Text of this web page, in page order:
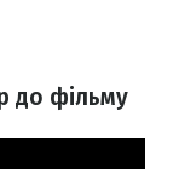
до фільму